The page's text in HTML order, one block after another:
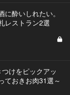
酔いしれたい。
レストラン2選
けをピックアッ
ておきお肉31選～